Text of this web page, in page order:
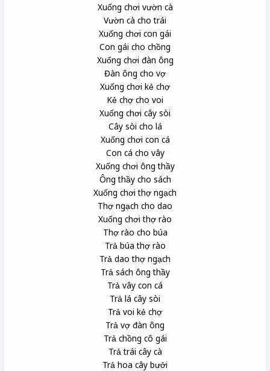
Xuống chơi vườn cà
Vườn cà cho trái
Xuống chơi con gái
Con gái cho chồng
Xuống chơi đàn ông
Đàn ông cho vợ
Xuống chơi kẻ chợ
Kẻ chợ cho voi
Xuống chơi cây sòi
Cây sòi cho lá
Xuống chơi con cá
Con cá cho vây
Xuống chơi ông thầy
Ông thầy cho sách
Xuống chơi thợ ngạch
Thợ ngạch cho dao
Xuống chơi thợ rào
Thợ rào cho búa
Trả búa thợ rào
Trả dao thợ ngạch
Trả sách ông thầy
Trả vây con cá
Trả lá cây sòi
Trả voi kẻ chợ
Trả vợ đàn ông
Trả chồng cô gái
Trả trái cây cà
Trả hoa cây bưởi